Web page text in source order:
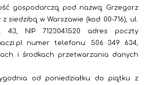
gospodarczą pod nazwą: Grzegorz
siedzibą w Warszawie (kod: 00-716), ul.
NIP 7123041520 adres poczty
numer telefonu: 506 349 634,
i środkach przetwarzania danych
od poniedziałku do piątku z